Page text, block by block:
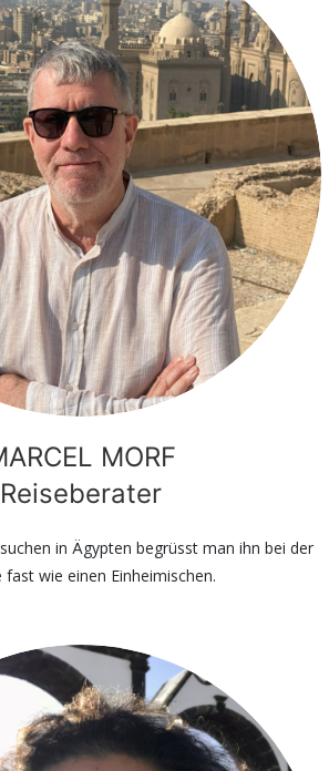
MORF
Reiseberater
in Ägypten begrüsst man ihn bei der
fast wie einen Einheimischen.